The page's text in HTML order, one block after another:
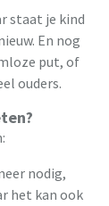
staat je kind
En nog
put, of
ouders.
nodig,
het kan ook